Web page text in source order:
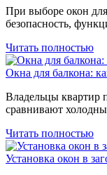
При выборе окон
безопасность,
Читать полностью
Окна для балкона:
Владельцы квартир
сравнивают
Читать полностью
Установка окон в